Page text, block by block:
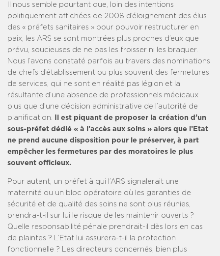
Il nous semble pourtant que, loin des intentions
politiquement affichées de 2008 d’éloignement des élus
des « préfets sanitaires » pour pouvoir restructurer en
paix, les ARS se sont montrées plus proches d’eux que
prévu, soucieuses de ne pas les froisser ni les braquer.
Nous l’avons constaté parfois au travers des nominations
de chefs d’établissement ou plus souvent des fermetures
de services, qui ne sont en réalité pas légion et la
résultante d’une absence de professionnels médicaux
plus que d’une décision administrative de l’autorité de
planification.
Il est piquant de proposer la création d’un
sous-préfet dédié « à l’accès aux soins » alors que l’Etat
ne prend aucune disposition pour le préserver, à part
empêcher les fermetures par des moratoires le plus
souvent officieux.
Pour autant, un préfet à qui l’ARS signalerait une
maternité ou un bloc opératoire où les garanties de
sécurité et de qualité des soins ne sont plus réunies,
prendra-t-il sur lui le risque de les maintenir ouverts ?
Quelle responsabilité pénale prendrait-il dès lors en cas
de plaintes ? L’Etat lui assurera-t-il la protection
fonctionnelle ? Les directeurs concernés, bien plus